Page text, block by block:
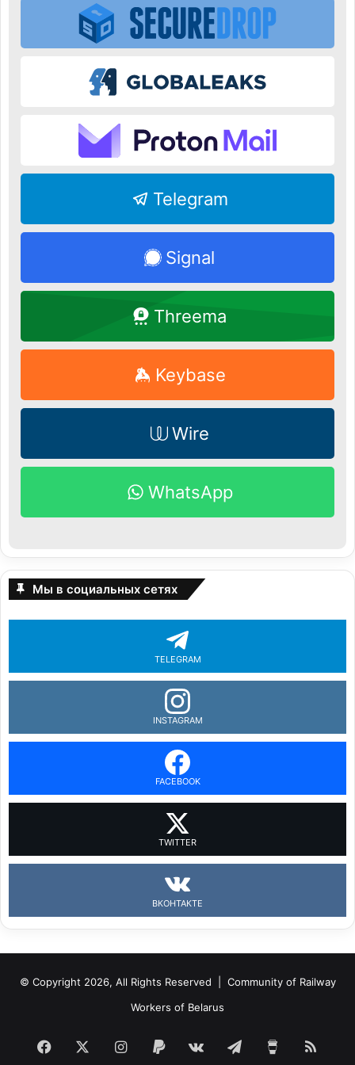
Telegram
Signal
Threema
Keybase
Wire
WhatsApp
Мы в социальных сетях
TELEGRAM
INSTAGRAM
FACEBOOK
TWITTER
ВКОНТАКТЕ
© Copyright 2026, All Rights Reserved | Community of Railway
Workers of Belarus
Facebook Instagram
Paypal vk.com Telegram